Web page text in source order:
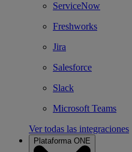
ServiceNow
Freshworks
Jira
Salesforce
Slack
Microsoft Teams
Ver todas las integraciones
Plataforma ONE